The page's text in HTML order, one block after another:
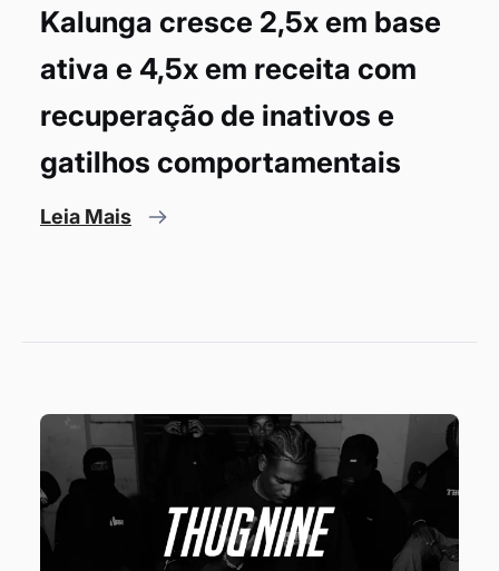
Kalunga cresce 2,5x em base
ativa e 4,5x em receita com
recuperação de inativos e
gatilhos comportamentais
Leia Mais